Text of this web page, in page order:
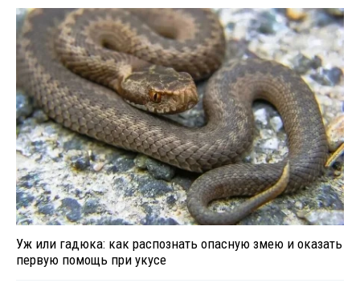
Уж или гадюка: как распознать опасную змею и оказать
первую помощь при укусе